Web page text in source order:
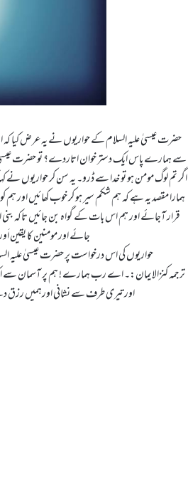
حضرت عیسیٰ علیہ السلام کے حواریوں نے یہ عرض کیا
سے ہمارے پاس ایک دستر خوان اتاردے؟ تو حضرت
اگر تم لوگ مومن ہو تو خدا سے ڈرو۔ یہ سن کر حواریوں
ہمارا مقصد یہ ہے کہ ہم شکم سیر ہو کر خوب کھائیں اور
قرار آجائے اور ہم اس بات کے گواہ بن جائیں تاکہ
جائے اور مومنین کا یقین
(۱)حواریوں کی اس درخواست پر حضرت عیسیٰ علیہ
ترجمہ کنزالایمان:۔ اے رب ہمارے ! ہم پر آسمان سے
اور تیری طرف سے نشانی اورہمیں